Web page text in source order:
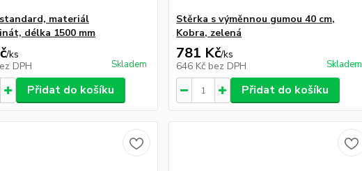
materiál
délka 1500 mm
/ks
DPH
Skladem
Přidat do košíku
Stěrka s výměnnou gumou 40 cm,
Kobra, zelená
781 Kč/ks
646 Kč bez DPH Skladem
Přidat do košíku